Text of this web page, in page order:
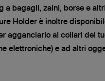
a bagagli, zaini, borse e altri
Holder è inoltre
agganciarlo ai collari dei
elettroniche) e ad altri